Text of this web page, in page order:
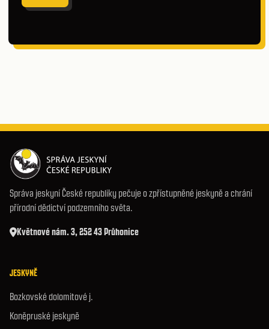
Správa jeskyní České republiky pečuje o zpřístupněné jeskyně a chrání
přírodní dědictví podzemního světa.
Květnové nám. 3, 252 43 Průhonice
JESKYNĚ
Bozkovské dolomitové j.
Koněpruské jeskyně